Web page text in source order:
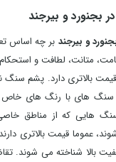
و بیرجند
و بیرجند بر چه اساس
متانت، لطافت و
قیمت بالاتری دارد. پشم
سنگ های با رنگ های
هایی که از مناطق
عموما قیمت بالاتری
بالا شناخته می شوند.